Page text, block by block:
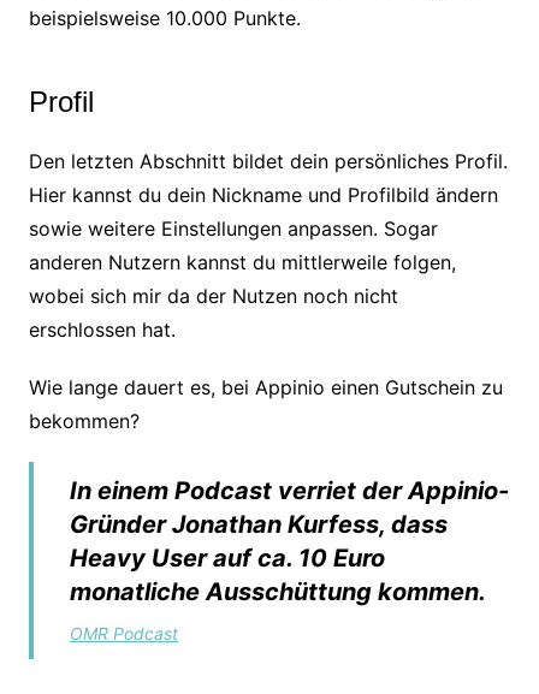
beispielsweise 10.000 Punkte.
Profil
Den letzten Abschnitt bildet dein persönliches Profil.
Hier kannst du dein Nickname und Profilbild ändern
sowie weitere Einstellungen anpassen. Sogar
anderen Nutzern kannst du mittlerweile folgen,
wobei sich mir da der Nutzen noch nicht
erschlossen hat.
Wie lange dauert es, bei Appinio einen Gutschein zu
bekommen?
In einem Podcast verriet der Appinio-
Gründer Jonathan Kurfess, dass
Heavy User auf ca. 10 Euro
monatliche Ausschüttung kommen.
OMR Podcast